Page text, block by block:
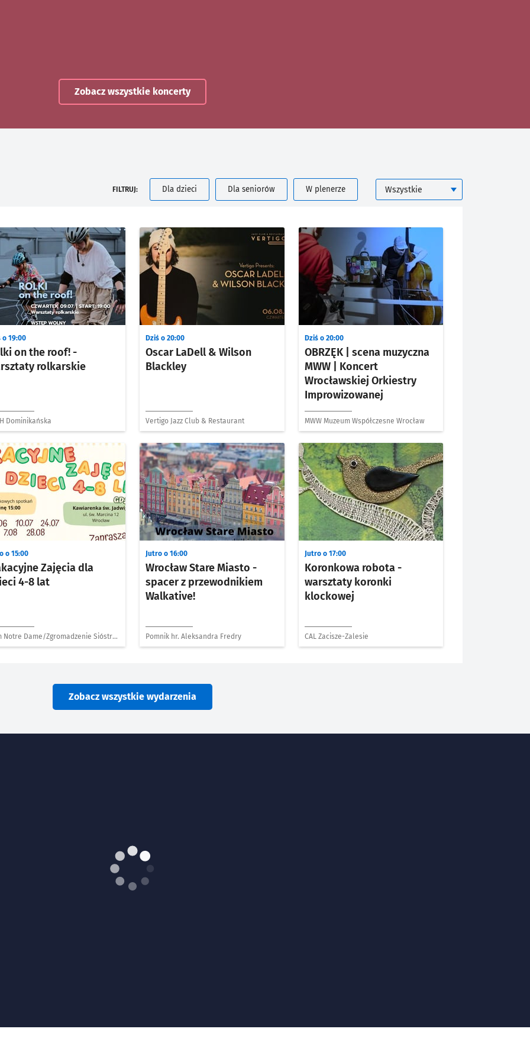
Zobacz wszystkie koncerty
FILTRUJ: Dla dzieci Dla seniorów W plenerze KATEGORIA
on the roof! -
rolkarskie
o 19:00
Dominikańska
Oscar LaDell & Wilson
Blackley
Dziś o 20:00
Vertigo Jazz Club & Restaurant
OBRZĘK | scena muzyczna
MWW | Koncert
Wrocławskiej Orkiestry
Improwizowanej
Dziś o 20:00
MWW Muzeum Współczesne Wrocław
Zajęcia dla
4-8 lat
o 15:00
Notre Dame/Zgromadzenie Sióstr
de Notre Dame
Wrocław Stare Miasto -
spacer z przewodnikiem
Walkative!
Jutro o 16:00
Pomnik hr. Aleksandra Fredry
Koronkowa robota -
warsztaty koronki
klockowej
Jutro o 17:00
CAL Zacisze-Zalesie
Zobacz wszystkie wydarzenia